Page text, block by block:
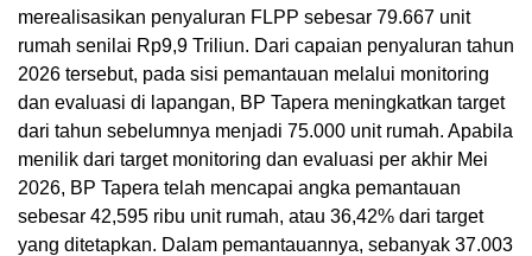
merealisasikan penyaluran FLPP sebesar 79.667 unit
rumah senilai Rp9,9 Triliun. Dari capaian penyaluran tahun
2026 tersebut, pada sisi pemantauan melalui monitoring
dan evaluasi di lapangan, BP Tapera meningkatkan target
dari tahun sebelumnya menjadi 75.000 unit rumah. Apabila
menilik dari target monitoring dan evaluasi per akhir Mei
2026, BP Tapera telah mencapai angka pemantauan
sebesar 42,595 ribu unit rumah, atau 36,42% dari target
yang ditetapkan. Dalam pemantauannya, sebanyak 37.003